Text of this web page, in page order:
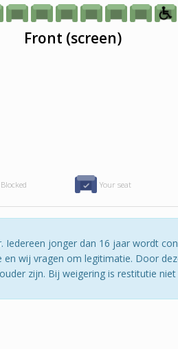
Blocked Your seat
Front (screen)
Iedereen jonger dan 16 jaar wordt
wij vragen om legitimatie. Door
zijn. Bij weigering is restitutie niet